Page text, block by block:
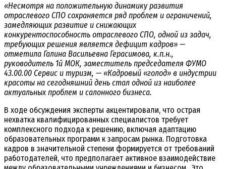
«Несмотря на положительную динамику развития
отраслевого СПО сохраняется ряд проблем и ограничений,
замедляющих развитие и снижающих
конкурентоспособность отраслевого СПО, одной из задач,
требующих решения является дефицит кадров» —
отметила Галина Васильевна Герасимова, к.п.н.,
руководитель 1й МОК, заместитель председателя ФУМО
43.00.00 Сервис и туризм, — «Кадровый «голод» в индустрии
красоты на сегодняшний день стал одной из наиболее
актуальных проблем и салонного бизнеса.
В ходе обсуждения эксперты акцентировали, что острая
нехватка квалифицированных специалистов требует
комплексного подхода к решению, включая адаптацию
образовательных программ к запросам рынка. Подготовка
кадров в значительной степени формируется от требований
работодателей, что предполагает активное взаимодействие